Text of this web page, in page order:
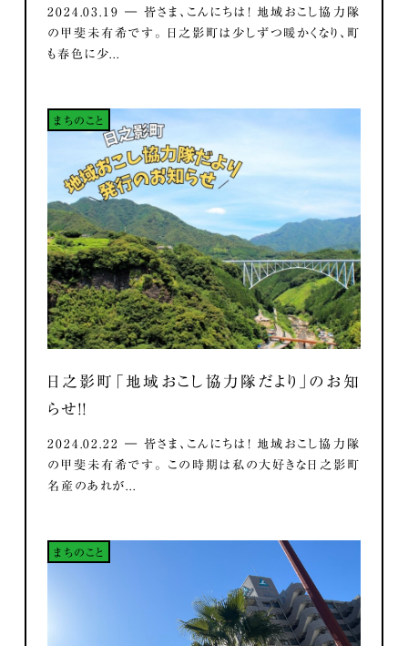
2024.03.19 ― 皆さま、こんにちは！ 地域おこし協力隊
の甲斐未有希です。 日之影町は少しずつ暖かくなり、町
も春色に少...
まちのこと
日之影町「地域おこし協力隊だより」のお知
らせ！！
2024.02.22 ― 皆さま、こんにちは！ 地域おこし協力隊
の甲斐未有希です。 この時期は私の大好きな日之影町
名産のあれが...
まちのこと